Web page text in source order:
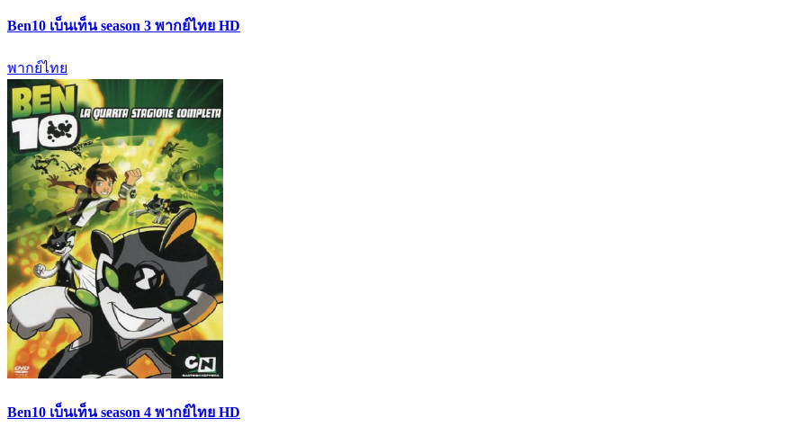
Ben10 เบ็นเท็น season 3 พากย์ไทย HD
พากย์ไทย
Ben10 เบ็นเท็น season 4 พากย์ไทย HD